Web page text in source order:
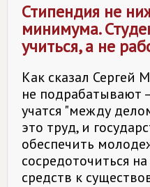
Стипендия не
минимума.
учиться, а не
Как сказал Сергей
не подрабатывают
учатся "между
это труд, и
обеспечить
сосредоточиться
средств к